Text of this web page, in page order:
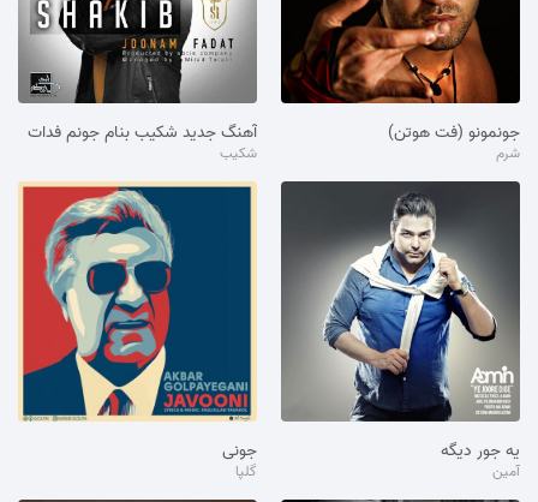
جونمونو (فت هوتن)
شرم
آهنگ جدید شکیب بنام جونم فدات
شکیب
یه جور دیگه
آمین
جونی
گلپا